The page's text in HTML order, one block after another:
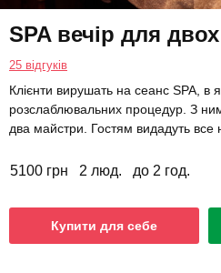
SPA вечір для двох
25 відгуків
Клієнти вирушать на сеанс SPA, в
розслаблювальних процедур. З
два майстри. Гостям видадуть все
5100 грн 2 люд. до 2 год.
Купити для себе